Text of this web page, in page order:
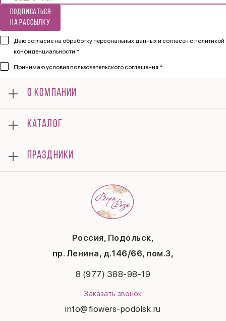
Подписаться
на рассылку
Даю согласие на обработку персональных данных и согласен с политикой
конфиденциальности *
Принимаюусловия пользовательского соглашения *
Россия, Подольск,
пр. Ленина, д.146/66, пом.3,
8 (977) 388-98-19
Заказать звонок
info@flowers-podolsk.ru
О КОМПАНИИ
Мероприятия
Корпоративным клиентам
Оплата
Доставка
Отзывы
Политика конфиденциальности
КАТАЛОГ
Композиции
Подарки
ПРАЗДНИКИ
Последний звонок